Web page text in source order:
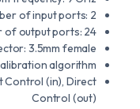
of input ports: 2
of output ports: 24
3.5mm female
algorithm
Control (in), Direct
Control (out)